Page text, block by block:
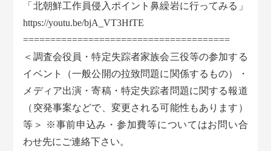
「北朝鮮工作員侵入ポイント鼻繰岩に行ってみる」
https://youtu.be/bjA_VT3HfTE
======================================
＜調査会役員・特定失踪者家族会三役等の参加する
イベント（一般公開の拉致問題に関係するもの）・
メディア出演・寄稿・特定失踪者問題に関する報道
（突発事案などで、変更される可能性もあります）
等＞ ※事前申込み・参加費等についてはお問い合
わせ先にご連絡下さい。